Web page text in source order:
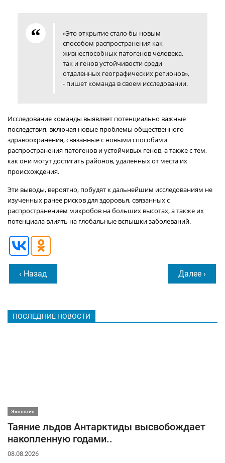
«Это открытие стало бы новым
способом распространения как
жизнеспособных патогенов человека,
так и генов устойчивости среди
отдаленных географических регионов»,
- пишет команда в своем исследовании.
Исследование команды выявляет потенциально важные
последствия, включая новые проблемы общественного
здравоохранения, связанные с новыми способами
распространения патогенов и устойчивых генов, а также с тем,
как они могут достигать районов, удаленных от места их
происхождения.
Эти выводы, вероятно, побудят к дальнейшим исследованиям не
изученных ранее рисков для здоровья, связанных с
распространением микробов на больших высотах, а также их
потенциала влиять на глобальные вспышки заболеваний.
‹ Назад Далее ›
ПОСЛЕДНИЕ НОВОСТИ
Экология
Таяние льдов Антарктиды высвобождает
накопленную годами..
08.08.2026